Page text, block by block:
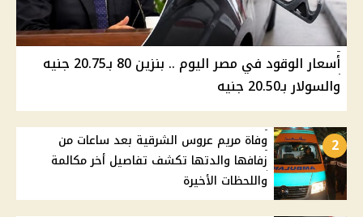
أسعار الوقود في مصر اليوم .. بنزين 80 بـ20.75 جنيه
والسولار بـ20.50 جنيه
2
وفاة مريم عروس الشرقية بعد ساعات من
زفافها والدتها تكشف تفاصيل أخر مكالمة
واللحظات الأخيرة